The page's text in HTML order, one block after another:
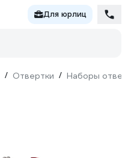
Для юрлиц
/ Отвертки / Наборы